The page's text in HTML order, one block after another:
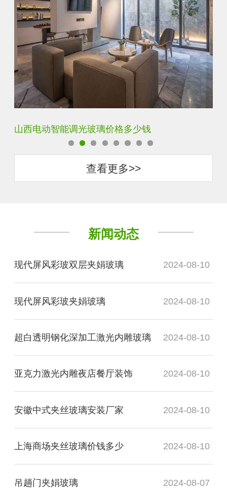
智能调光玻璃用多厚的玻璃好
查看更多>>
新闻动态
现代屏风彩玻双层夹娟玻璃 2024-08-10
现代屏风彩玻夹娟玻璃 2024-08-10
超白透明钢化深加工激光内雕玻璃 2024-08-10
亚克力激光内雕夜店餐厅装饰 2024-08-10
安徽中式夹丝玻璃安装厂家 2024-08-10
上海商场夹丝玻璃价钱多少 2024-08-10
吊趟门夹娟玻璃 2024-08-07